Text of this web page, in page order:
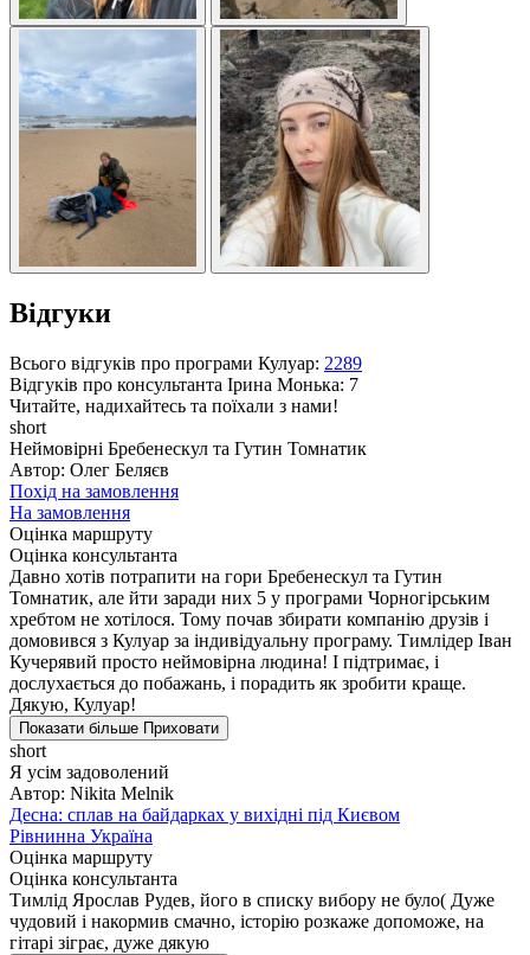
Відгуки
Всього відгуків про програми Кулуар: 2289
Відгуків про консультанта Ірина Монька: 7
Читайте, надихайтесь та поїхали з нами!
short
Неймовірні Бребенескул та Гутин Томнатик
Автор: Олег Беляєв
Похід на замовлення
На замовлення
Оцінка маршруту
Оцінка консультанта
Давно хотів потрапити на гори Бребенескул та Гутин
Томнатик, але йти заради них 5 у програми Чорногірським
хребтом не хотілося. Тому почав збирати компанію друзів і
домовився з Кулуар за індивідуальну програму. Тимлідер Іван
Кучерявий просто неймовірна людина! І підтримає, і
дослухається до побажань, і порадить як зробити краще.
Дякую, Кулуар!
Показати більше Приховати
short
Я усім задоволений
Автор: Nikita Melnik
Десна: сплав на байдарках у вихідні під Києвом
Рівнинна Україна
Оцінка маршруту
Оцінка консультанта
Тимлід Ярослав Рудев, його в списку вибору не було( Дуже
чудовий і накормив смачно, історію розкаже допоможе, на
гітарі зіграє, дуже дякую